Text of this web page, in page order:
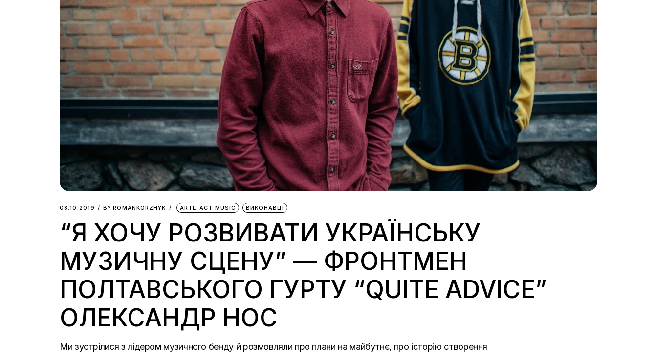
08.10.2019 BY ROMANKORZHYK ARTEFACT.MUSIC ВИКОНАВЦІ
“Я ХОЧУ РОЗВИВАТИ УКРАЇНСЬКУ
МУЗИЧНУ СЦЕНУ” — ФРОНТМЕН
ПОЛТАВСЬКОГО ГУРТУ “QUITE ADVICE”
ОЛЕКСАНДР НОС
Ми зустрілися з лідером музичного бенду й розмовляли про плани на майбутнє, про історію створення